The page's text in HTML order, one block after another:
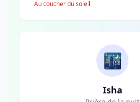
Au coucher du soleil
🌃
Isha